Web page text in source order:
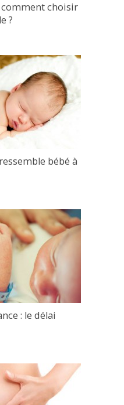
comment choisir
?
bébé à
: le délai